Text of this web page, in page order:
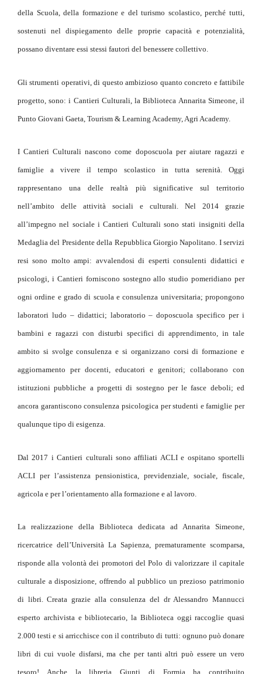
della Scuola, della formazione e del turismo scolastico, perché tutti,
sostenuti nel dispiegamento delle proprie capacità e potenzialità,
possano diventare essi stessi fautori del benessere collettivo.
Gli strumenti operativi, di questo ambizioso quanto concreto e fattibile
progetto, sono: i Cantieri Culturali, la Biblioteca Annarita Simeone, il
Punto Giovani Gaeta, Tourism & Learning Academy, Agri Academy.
I Cantieri Culturali nascono come doposcuola per aiutare ragazzi e
famiglie a vivere il tempo scolastico in tutta serenità. Oggi
rappresentano una delle realtà più significative sul territorio
nell’ambito delle attività sociali e culturali. Nel 2014 grazie
all’impegno nel sociale i Cantieri Culturali sono stati insigniti della
Medaglia del Presidente della Repubblica Giorgio Napolitano. I servizi
resi sono molto ampi: avvalendosi di esperti consulenti didattici e
psicologi, i Cantieri forniscono sostegno allo studio pomeridiano per
ogni ordine e grado di scuola e consulenza universitaria; propongono
laboratori ludo – didattici; laboratorio – doposcuola specifico per i
bambini e ragazzi con disturbi specifici di apprendimento, in tale
ambito si svolge consulenza e si organizzano corsi di formazione e
aggiornamento per docenti, educatori e genitori; collaborano con
istituzioni pubbliche a progetti di sostegno per le fasce deboli; ed
ancora garantiscono consulenza psicologica per studenti e famiglie per
qualunque tipo di esigenza.
Dal 2017 i Cantieri culturali sono affiliati ACLI e ospitano sportelli
ACLI per l’assistenza pensionistica, previdenziale, sociale, fiscale,
agricola e per l’orientamento alla formazione e al lavoro.
La realizzazione della Biblioteca dedicata ad Annarita Simeone,
ricercatrice dell’Università La Sapienza, prematuramente scomparsa,
risponde alla volontà dei promotori del Polo di valorizzare il capitale
culturale a disposizione, offrendo al pubblico un prezioso patrimonio
di libri. Creata grazie alla consulenza del dr Alessandro Mannucci
esperto archivista e bibliotecario, la Biblioteca oggi raccoglie quasi
2.000 testi e si arricchisce con il contributo di tutti: ognuno può donare
libri di cui vuole disfarsi, ma che per tanti altri può essere un vero
tesoro! Anche la libreria Giunti di Formia ha contribuito